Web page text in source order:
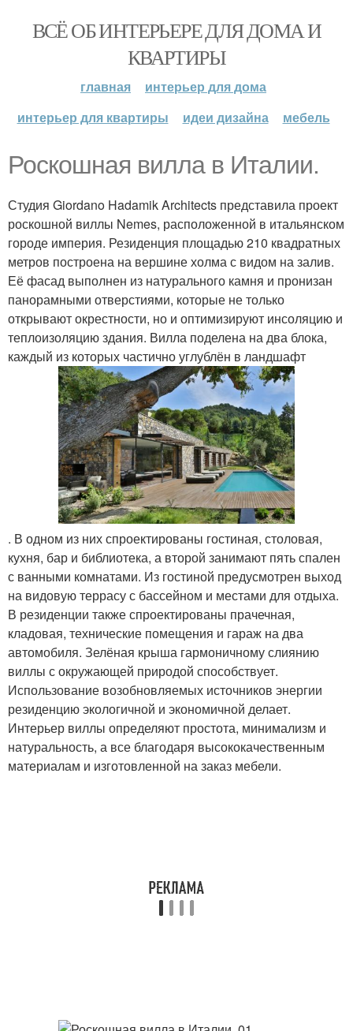
ВСЁ ОБ ИНТЕРЬЕРЕ ДЛЯ ДОМА И
КВАРТИРЫ
главная
интерьер для дома
интерьер для квартиры
идеи дизайна мебель
Роскошная вилла в Италии.
Студия Giordano Hadamik Architects представила проект
роскошной виллы Nemes, расположенной в итальянском
городе империя. Резиденция площадью 210 квадратных
метров построена на вершине холма с видом на залив.
Её фасад выполнен из натурального камня и пронизан
панорамными отверстиями, которые не только
открывают окрестности, но и оптимизируют инсоляцию и
теплоизоляцию здания. Вилла поделена на два блока,
каждый из которых частично углублён в ландшафт
. В одном из них спроектированы гостиная, столовая,
кухня, бар и библиотека, а второй занимают пять спален
с ванными комнатами. Из гостиной предусмотрен выход
на видовую террасу с бассейном и местами для отдыха.
В резиденции также спроектированы прачечная,
кладовая, технические помещения и гараж на два
автомобиля. Зелёная крыша гармоничному слиянию
виллы с окружающей природой способствует.
Использование возобновляемых источников энергии
резиденцию экологичной и экономичной делает.
Интерьер виллы определяют простота, минимализм и
натуральность, а все благодаря высококачественным
материалам и изготовленной на заказ мебели.